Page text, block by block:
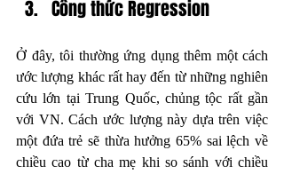
Công thức Regression
Ở đây, tôi thường ứng dụng thêm một cách
ước lượng khác rất hay đến từ những nghiên
cứu lớn tại Trung Quốc, chủng tộc rất gần
với VN. Cách ước lượng này dựa trên việc
một đứa trẻ sẽ thừa hưởng 65% sai lệch về
chiều cao từ cha mẹ khi so sánh với chiều